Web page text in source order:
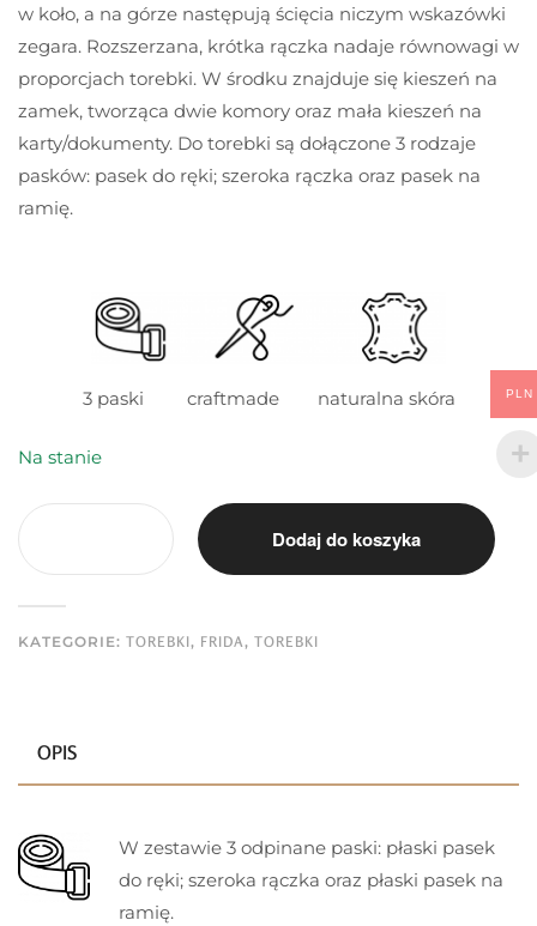
w koło, a na górze następują ścięcia niczym wskazówki
zegara. Rozszerzana, krótka rączka nadaje równowagi w
proporcjach torebki. W środku znajduje się kieszeń na
zamek, tworząca dwie komory oraz mała kieszeń na
karty/dokumenty. Do torebki są dołączone 3 rodzaje
pasków: pasek do ręki; szeroka rączka oraz pasek na
ramię.
3 paski craftmade naturalna skóra
Na stanie
Dodaj do koszyka
KATEGORIE: TOREBKI, FRIDA, TOREBKI
OPIS
W zestawie 3 odpinane paski: płaski pasek
do ręki; szeroka rączka oraz płaski pasek na
ramię.
PLN